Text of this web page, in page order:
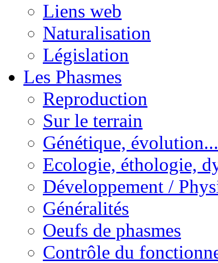
Liens web
Naturalisation
Législation
Les Phasmes
Reproduction
Sur le terrain
Génétique, évolution...
Ecologie, éthologie,
Développement /
Généralités
Oeufs de phasmes
Contrôle du